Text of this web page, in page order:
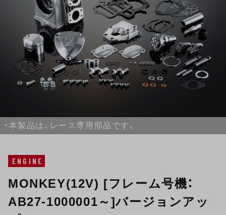
・本製品は、レース専用部品です。
ENGINE
MONKEY(12V) [フレーム号機：
AB27-1000001～]バージョンアッ